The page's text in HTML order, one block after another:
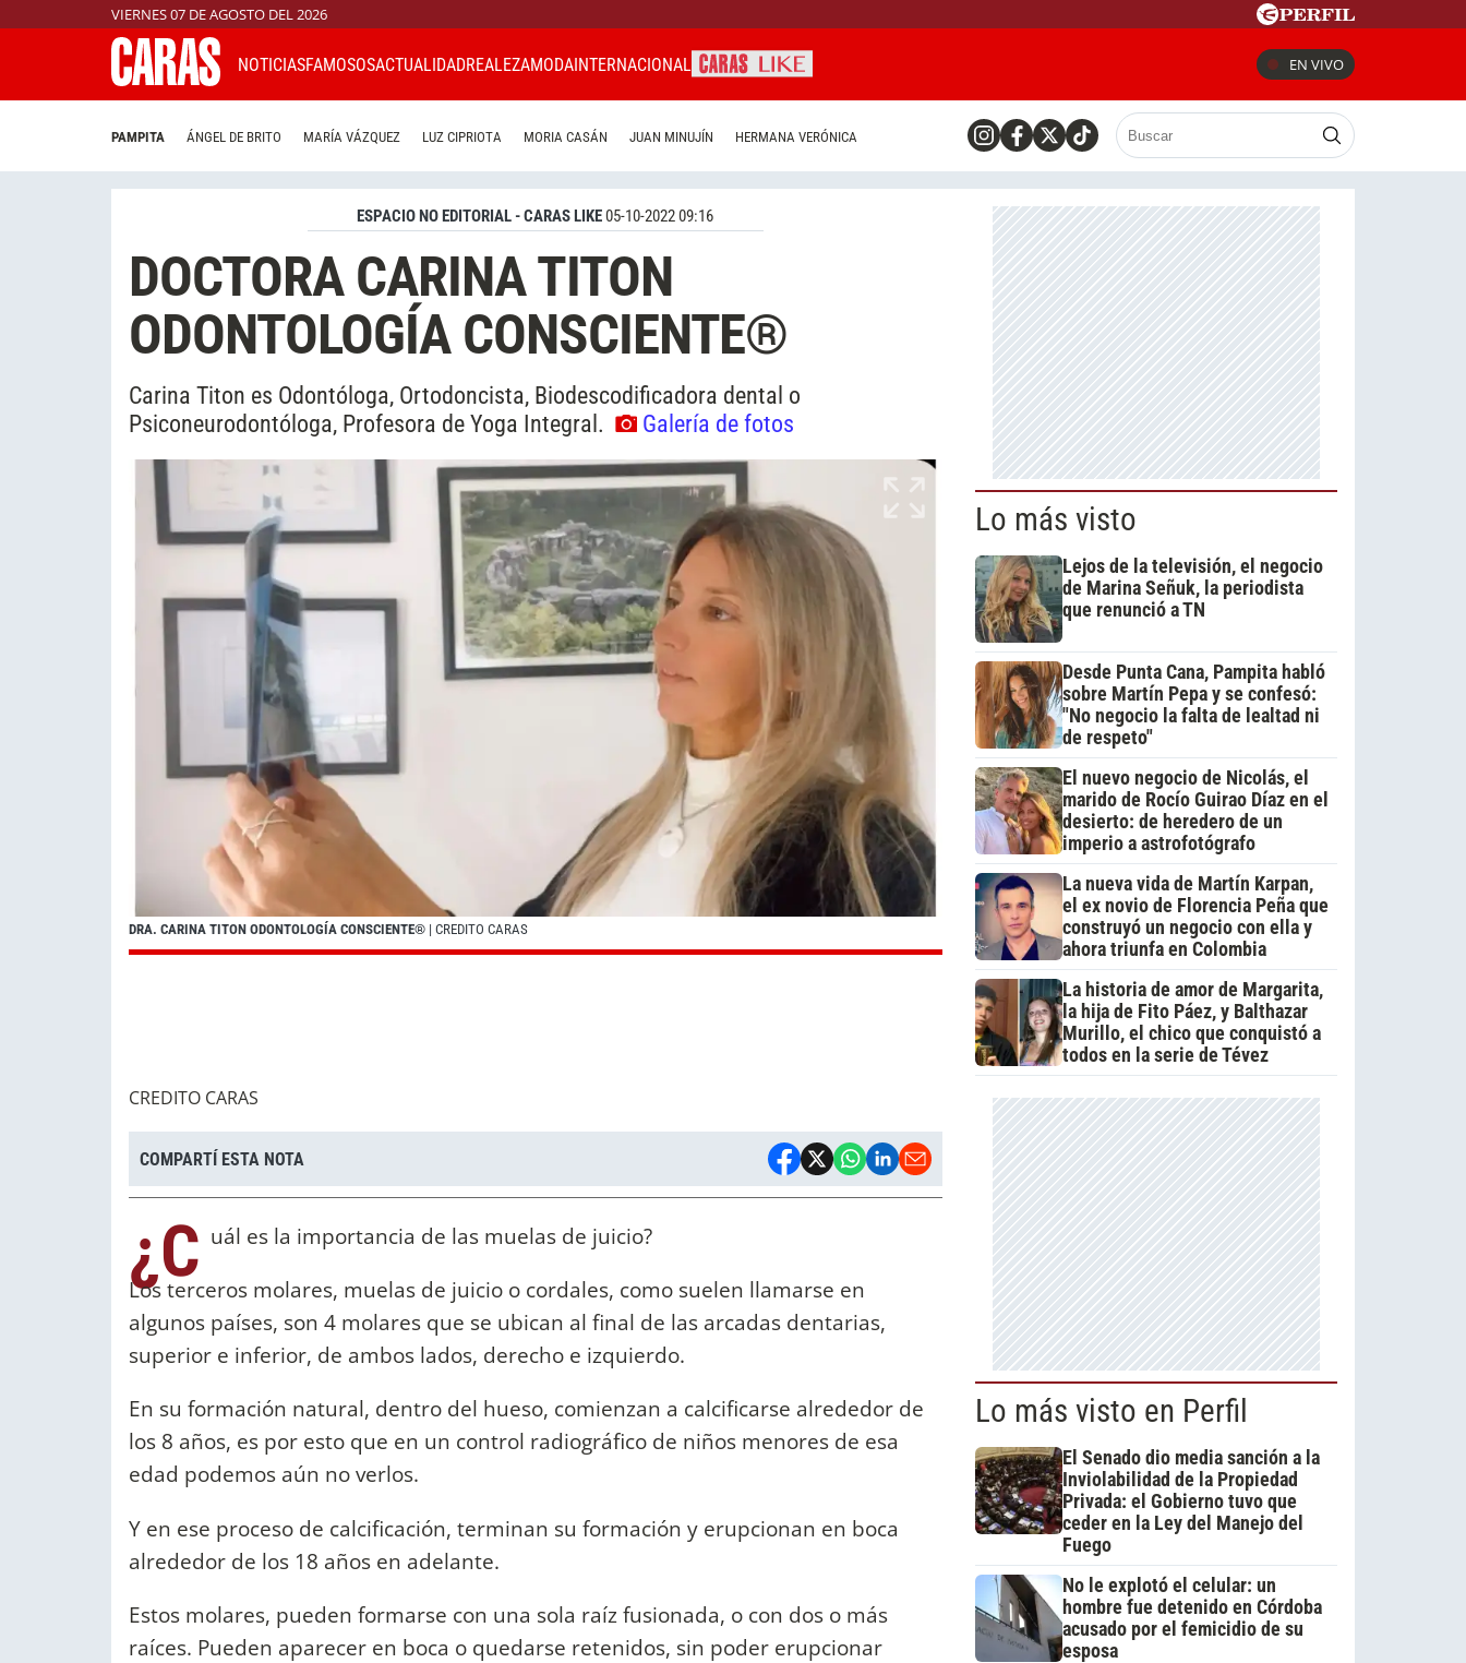
VIERNES 07 DE AGOSTO DEL 2026
NOTICIASFAMOSOSACTUALIDADREALEZAMODAINTERNACIONAL EN VIVO
PAMPITA ÁNGEL DE BRITO MARÍA VÁZQUEZ LUZ CIPRIOTA MORIA CASÁN JUAN MINUJÍN HERMANA VERÓNICA
ESPACIO NO EDITORIAL - CARAS LIKE05-10-2022 09:16
DOCTORA CARINA TITON
ODONTOLOGÍA CONSCIENTE®
Carina Titon es Odontóloga, Ortodoncista, Biodescodificadora dental o
Psiconeurodontóloga, Profesora de Yoga Integral.
Galería de fotos
DRA. CARINA TITON ODONTOLOGÍA CONSCIENTE® | CREDITO CARAS
CREDITO CARAS
COMPARTÍ ESTA NOTA
¿C uál es la importancia de las muelas de juicio?
Los terceros molares, muelas de juicio o cordales, como suelen llamarse en
algunos países, son 4 molares que se ubican al final de las arcadas dentarias,
superior e inferior, de ambos lados, derecho e izquierdo.
En su formación natural, dentro del hueso, comienzan a calcificarse alrededor de
los 8 años, es por esto que en un control radiográfico de niños menores de esa
edad podemos aún no verlos.
Y en ese proceso de calcificación, terminan su formación y erupcionan en boca
alrededor de los 18 años en adelante.
Estos molares, pueden formarse con una sola raíz fusionada, o con dos o más
raíces. Pueden aparecer en boca o quedarse retenidos, sin poder erupcionar
Lo más visto
Lejos de la televisión, el negocio
de Marina Señuk, la periodista
que renunció a TN
Desde Punta Cana, Pampita habló
sobre Martín Pepa y se confesó:
"No negocio la falta de lealtad ni
de respeto"
El nuevo negocio de Nicolás, el
marido de Rocío Guirao Díaz en el
desierto: de heredero de un
imperio a astrofotógrafo
La nueva vida de Martín Karpan,
el ex novio de Florencia Peña que
construyó un negocio con ella y
ahora triunfa en Colombia
La historia de amor de Margarita,
la hija de Fito Páez, y Balthazar
Murillo, el chico que conquistó a
todos en la serie de Tévez
Lo más visto en Perfil
El Senado dio media sanción a la
Inviolabilidad de la Propiedad
Privada: el Gobierno tuvo que
ceder en la Ley del Manejo del
Fuego
No le explotó el celular: un
hombre fue detenido en Córdoba
acusado por el femicidio de su
esposa